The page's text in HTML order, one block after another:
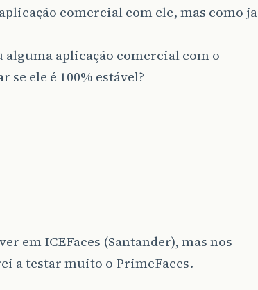
comercial com ele, mas como ja
alguma aplicação comercial com o
ele é 100% estável?
em ICEFaces (Santander), mas nos
a testar muito o PrimeFaces.